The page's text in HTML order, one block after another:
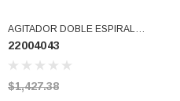
AGITADOR DOBLE ESPIRAL
(22004043)
22004043
$1,427.38